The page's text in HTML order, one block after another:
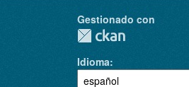
Gestionado con
Idioma